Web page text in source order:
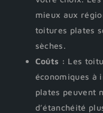
mieux aux
toitures plates
sèches.
Coûts : Les
économiques à
plates peuvent
d’étanchéité